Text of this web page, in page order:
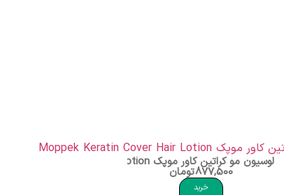
لوسیون مو کراتین کاور موپک Moppek Keratin Cover Hair Lotion
877,500تومان
خرید